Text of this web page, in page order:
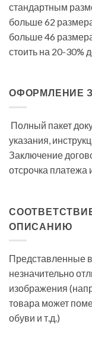
стандартным
больше 62
больше 46
стоить на 20-30%
ОФОРМЛЕНИЕ
Полный пакет
указания,
Заключение
отсрочка платежа
ОПИСАНИЮ
Представленные
незначительно
изображения
товара может
обуви и т.д.)